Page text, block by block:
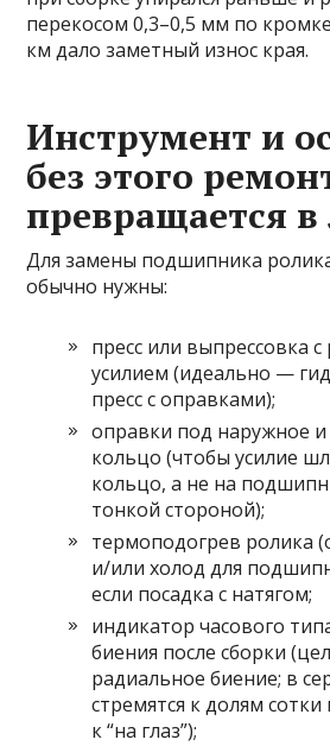
перекосом 0,3–0,5 мм по
км дало заметный износ края.
Инструмент и
без этого
превращается
Для замены подшипника
обычно нужны:
пресс или выпрессовка
усилием (идеально —
пресс с оправками);
оправки под наружное
кольцо (чтобы усилие
кольцо, а не на
тонкой стороной);
термоподогрев ролика
и/или холод для
если посадка с натягом;
индикатор часового
биения после сборки
радиальное биение; в
стремятся к долям
к “на глаз”);